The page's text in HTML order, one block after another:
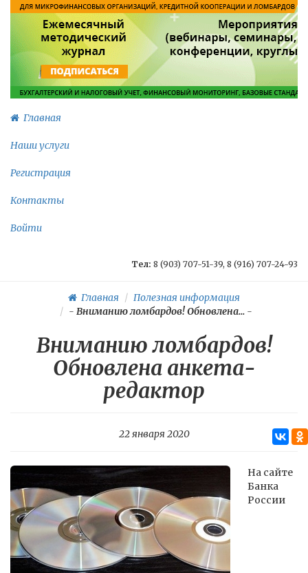
Главная
Наши услуги
Регистрация
Контакты
Войти
Тел: 8 (903) 707-51-39, 8 (916) 707-24-93
Главная
Полезная информация
- Вниманию ломбардов! Обновлена...-
Вниманию ломбардов!
Обновлена анкета-
редактор
22 января 2020
На сайте
Банка
России